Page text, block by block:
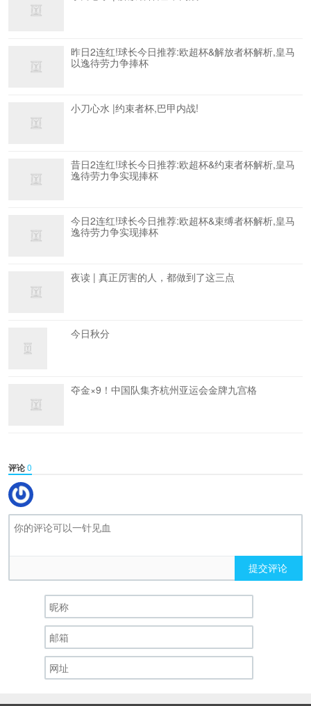
昨日2连红!球长今日推荐:欧超杯&解放者杯解析,皇马
以逸待劳力争捧杯
小刀心水 |约束者杯,巴甲内战!
昔日2连红!球长今日推荐:欧超杯&约束者杯解析,皇马
逸待劳力争实现捧杯
今日2连红!球长今日推荐:欧超杯&束缚者杯解析,皇马
逸待劳力争实现捧杯
夜读 | 真正厉害的人，都做到了这三点
今日秋分
夺金×9！中国队集齐杭州亚运会金牌九宫格
评论0
提交评论